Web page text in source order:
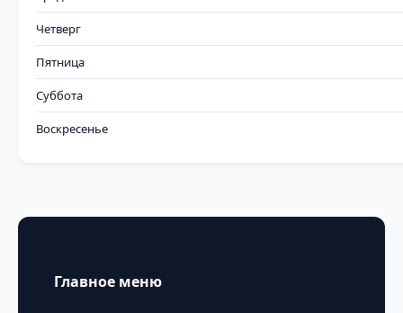
Четверг
Пятница
Суббота
Воскресенье
Главное меню